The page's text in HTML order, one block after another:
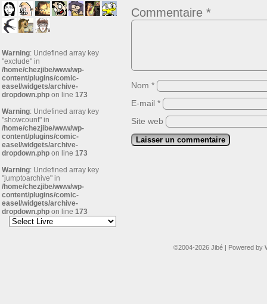
Warning: Undefined array key
"exclude" in
/home/chezjibe/www/wp-
content/plugins/comic-
easel/widgets/archive-
dropdown.php on line 173
Warning: Undefined array key
"showcount" in
/home/chezjibe/www/wp-
content/plugins/comic-
easel/widgets/archive-
dropdown.php on line 173
Warning: Undefined array key
"jumptoarchive" in
/home/chezjibe/www/wp-
content/plugins/comic-
easel/widgets/archive-
dropdown.php on line 173
Commentaire *
Nom *
E-mail *
Site web
©2004-2026 Jibé | Powered by